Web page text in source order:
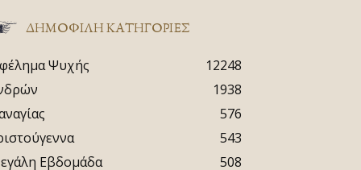
ΔΗΜΟΦΙΛΗ ΚΑΤΗΓΟΡΙΕΣ
Ψυχής
12248
1938
576
543
Εβδομάδα
508